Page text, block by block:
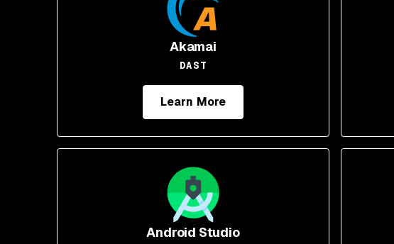
Akamai
DAST
Learn More
Android Studio